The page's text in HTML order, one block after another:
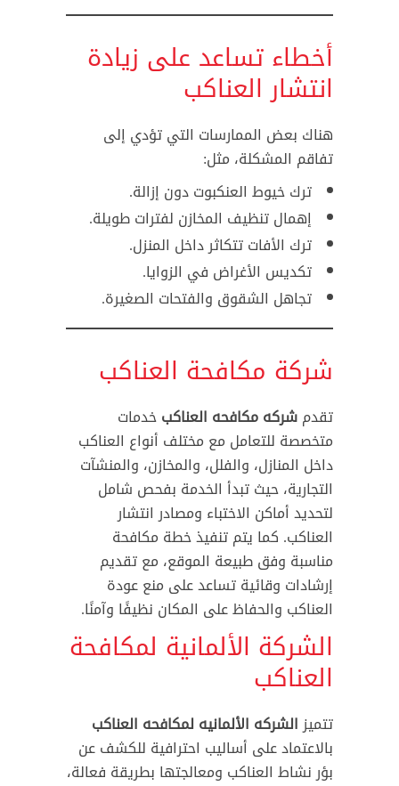
أخطاء تساعد على زيادة
انتشار العناكب
هناك بعض الممارسات التي تؤدي إلى
تفاقم المشكلة، مثل:
ترك خيوط العنكبوت دون إزالة.
إهمال تنظيف المخازن لفترات طويلة.
ترك الأفات تتكاثر داخل المنزل.
تكديس الأغراض في الزوايا.
تجاهل الشقوق والفتحات الصغيرة.
شركة مكافحة العناكب
تقدمشركه مكافحه العناكبخدمات
متخصصة للتعامل مع مختلف أنواع العناكب
داخل المنازل، والفلل، والمخازن، والمنشآت
التجارية، حيث تبدأ الخدمة بفحص شامل
لتحديد أماكن الاختباء ومصادر انتشار
العناكب. كما يتم تنفيذ خطة مكافحة
مناسبة وفق طبيعة الموقع، مع تقديم
إرشادات وقائية تساعد على منع عودة
العناكب والحفاظ على المكان نظيفًا وآمنًا.
الشركة الألمانية لمكافحة
العناكب
تتميزالشركه الألمانيه لمكافحه العناكب
بالاعتماد على أساليب احترافية للكشف عن
بؤر نشاط العناكب ومعالجتها بطريقة فعالة،